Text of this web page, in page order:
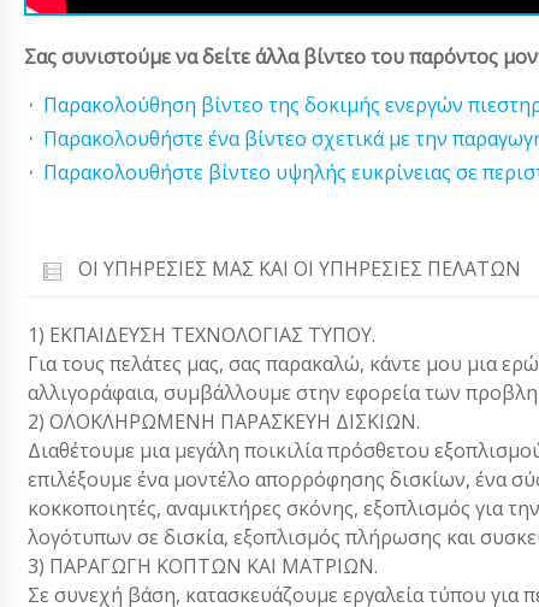
Σας συνιστούμε να δείτε άλλα βίντεο του παρόντος
Παρακολούθηση βίντεο της δοκιμής ενεργών
Παρακολουθήστε ένα βίντεο σχετικά με την
Παρακολουθήστε βίντεο υψηλής ευκρίνειας σε
ΟΙ ΥΠΗΡΕΣΊΕΣ ΜΑΣ ΚΑΙ ΟΙ ΥΠΗΡΕΣΊΕΣ ΠΕΛΑΤΏΝ
1) ΕΚΠΑΙΔΕΥΣΗ ΤΕΧΝΟΛΟΓΙΑΣ ΤΥΠΟΥ.
Για τους πελάτες μας, σας παρακαλώ, κάντε μου μια
αλλιγοράφαια, συμβάλλουμε στην εφορεία των
2) ΟΛΟΚΛΗΡΩΜΕΝΗ ΠΑΡΑΣΚΕΥΗ ΔΙΣΚΙΩΝ.
Διαθέτουμε μια μεγάλη ποικιλία πρόσθετου
επιλέξουμε ένα μοντέλο απορρόφησης δισκίων, ένα
κοκκοποιητές, αναμικτήρες σκόνης, εξοπλισμός για
λογότυπων σε δισκία, εξοπλισμός πλήρωσης και
3) ΠΑΡΑΓΩΓΗ ΚΟΠΤΩΝ ΚΑΙ ΜΑΤΡΙΩΝ.
Σε συνεχή βάση, κατασκευάζουμε εργαλεία τύπου για